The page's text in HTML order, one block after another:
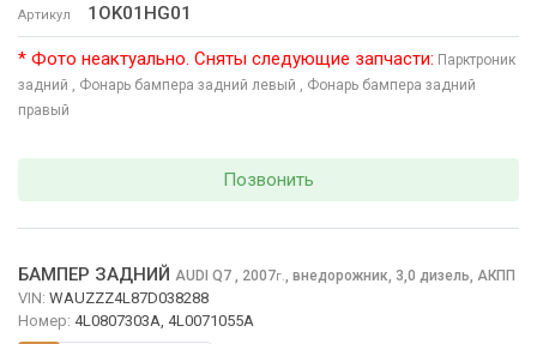
Артикул 1OK01HG01
* Фото неактуально. Сняты следующие запчасти: Парктроник
задний , Фонарь бампера задний левый , Фонарь бампера задний
правый
Позвонить
БАМПЕР ЗАДНИЙ AUDI Q7 , 2007г., внедорожник, 3,0 дизель, АКПП
VIN: WAUZZZ4L87D038288
Номер: 4L0807303A, 4L0071055A